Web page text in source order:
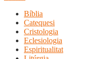
Bíblia
Catequesi
Cristologia
Eclesiologia
Espiritualitat